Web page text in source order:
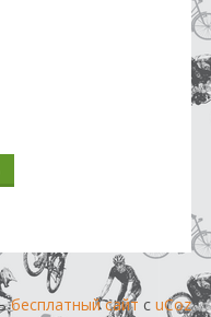
бесплатный сайтс uCoz